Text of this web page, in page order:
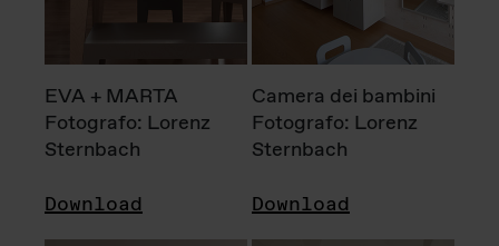
EVA + MARTA
Fotografo: Lorenz
Sternbach
Download
Camera dei bambini
Fotografo: Lorenz
Sternbach
Download